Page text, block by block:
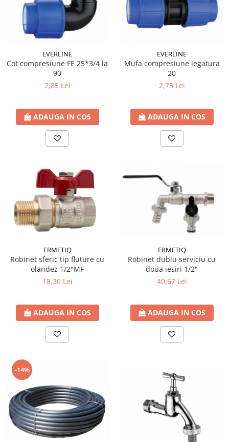
Sistem canalizare exterioara
Sistem canalizare interioara
DEDURIZARE
Statii de dedurizare
Accesorii statii dedurizare
Fitinguri din alama
Element fixare in fundatie
Suport fixare
Placi conectare
Coltar plat fereastra
Coltari pentru unirea grinzilor
Coltar sarcini grele
Coltar ranforsat
Coltar imbinare
Conector plat ingust
Papuc reazem
Detergenti
Ustensile Gradina
EVERLINE
Cot compresiune FE 25*3/4 la
90
2,85 Lei
ADAUGA IN COS
EVERLINE
Mufa compresiune legatura
20
2,75 Lei
ADAUGA IN COS
ERMETIQ
Robinet sferic tip fluture cu
olandez 1/2"MF
18,30 Lei
ADAUGA IN COS
ERMETIQ
Robinet dublu serviciu cu
doua iesiri 1/2"
40,67 Lei
ADAUGA IN COS
-14%